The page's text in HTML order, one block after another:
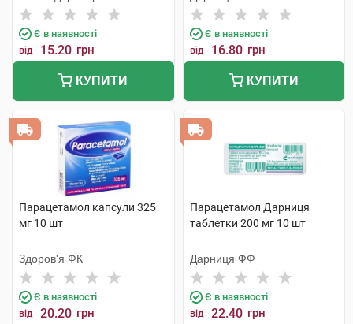
Є в наявності
від 15.20 грн
КУПИТИ
Є в наявності
від 16.80 грн
КУПИТИ
Парацетамол капсули 325
мг 10 шт
Здоров'я ФК
Є в наявності
від 20.20 грн
Парацетамол Дарниця
таблетки 200 мг 10 шт
Дарниця ФФ
Є в наявності
від 22.40 грн